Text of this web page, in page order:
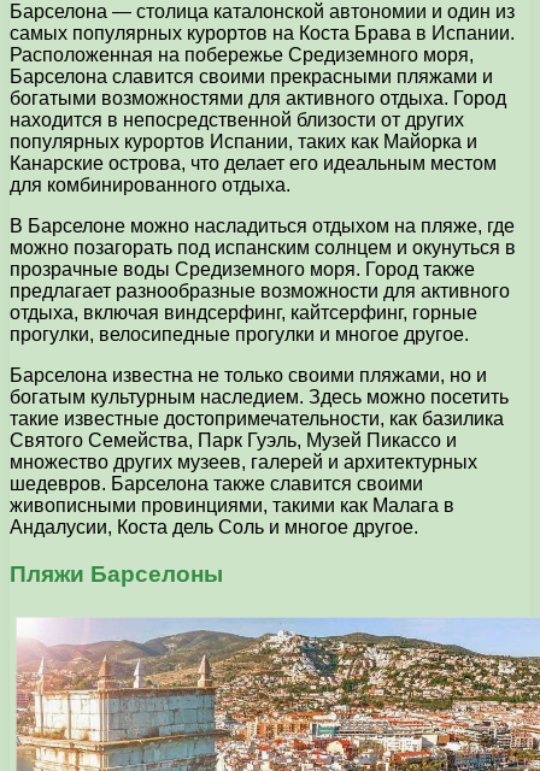
Барселона — столица каталонской автономии и один из
самых популярных курортов на Коста Брава в Испании.
Расположенная на побережье Средиземного моря,
Барселона славится своими прекрасными пляжами и
богатыми возможностями для активного отдыха. Город
находится в непосредственной близости от других
популярных курортов Испании, таких как Майорка и
Канарские острова, что делает его идеальным местом
для комбинированного отдыха.
В Барселоне можно насладиться отдыхом на пляже, где
можно позагорать под испанским солнцем и окунуться в
прозрачные воды Средиземного моря. Город также
предлагает разнообразные возможности для активного
отдыха, включая виндсерфинг, кайтсерфинг, горные
прогулки, велосипедные прогулки и многое другое.
Барселона известна не только своими пляжами, но и
богатым культурным наследием. Здесь можно посетить
такие известные достопримечательности, как базилика
Святого Семейства, Парк Гуэль, Музей Пикассо и
множество других музеев, галерей и архитектурных
шедевров. Барселона также славится своими
живописными провинциями, такими как Малага в
Андалусии, Коста дель Соль и многое другое.
Пляжи Барселоны